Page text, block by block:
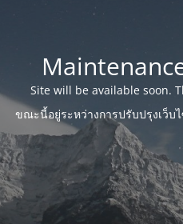
Site will be available soon.
ขณะนี้อยู่ระหว่างการปรับปรุงเว็บ